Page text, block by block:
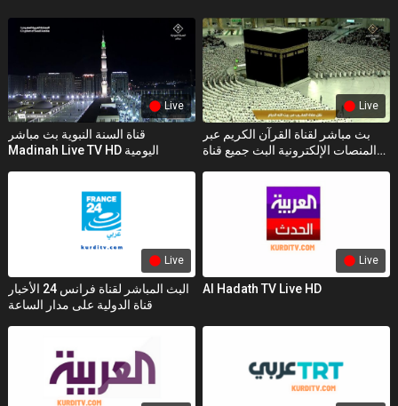
Live
قناة السنة النبوية بث مباشر
Madinah Live TV HD اليومية
Live
بث مباشر لقناة القرآن الكريم عبر
المنصات الإلكترونية البث جميع قناة
Live
البث المباشر لقناة فرانس 24 الأخبار
قناة الدولية على مدار الساعة
Live
Al Hadath TV Live HD